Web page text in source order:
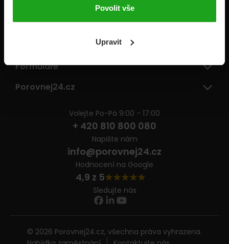
Povolit vše
Upravit
Pojišťovny
Formuláře
Porovnej24.cz
Volejte Po-Pá 9:00 - 17:00
+ 420 810 800 080
Napište nám
info@porovnej24.cz
Hodnocení na Google
4,9 z 5
Sledujte nás
© 2026 Porovnej24.cz, všechna práva vyhrazena.